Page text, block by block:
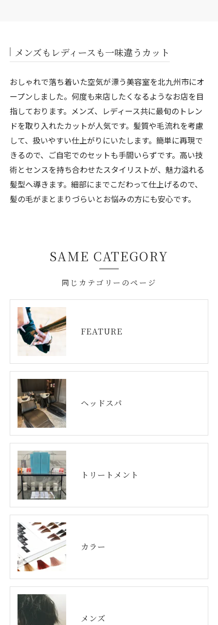
メンズもレディースも一味違うカット
おしゃれで落ち着いた空気が漂う美容室を北九州市にオ
ープンしました。何度も来店したくなるようなお店を目
指しております。メンズ、レディース共に最旬のトレン
ドを取り入れたカットが人気です。髪質や毛流れを考慮
して、扱いやすい仕上がりにいたします。簡単に再現で
きるので、ご自宅でのセットも手間いらずです。高い技
術とセンスを持ち合わせたスタイリストが、魅力溢れる
髪型へ導きます。細部にまでこだわって仕上げるので、
髪の毛がまとまりづらいとお悩みの方にも安心です。
同じカテゴリーのページ
SAME CATEGORY
FEATURE
ヘッドスパ
トリートメント
カラー
メンズ